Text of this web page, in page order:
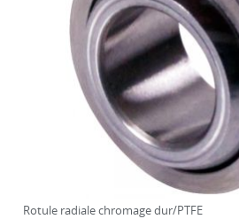
Rotule radiale chromage dur/PTFE